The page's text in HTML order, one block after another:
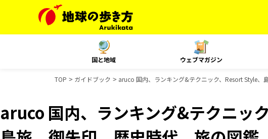
国と地域 ウェブマガジン
TOP ガイドブック aruco 国内、ランキング&テクニック、Resort Style、
aruco 国内、ランキング&テクニッ